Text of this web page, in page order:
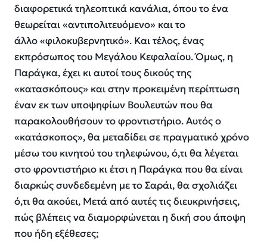
διαφορετικά τηλεοπτικά κανάλια, όπου το ένα
θεωρείται «αντιπολιτευόμενο» και το
άλλο «φιλοκυβερνητικό». Και τέλος, ένας
εκπρόσωπος του Μεγάλου Κεφαλαίου. Όμως, η
Παράγκα, έχει κι αυτοί τους δικούς της
«κατασκόπους» και στην προκειμένη περίπτωση
έναν εκ των υποψηφίων Βουλευτών που θα
παρακολουθήσουν το φροντιστήριο. Αυτός ο
«κατάσκοπος», θα μεταδίδει σε πραγματικό χρόνο
μέσω του κινητού του τηλεφώνου, ό,τι θα λέγεται
στο φροντιστήριο κι έτσι η Παράγκα που θα είναι
διαρκώς συνδεδεμένη με το Σαράι, θα σχολιάζει
ό,τι θα ακούει, Μετά από αυτές τις διευκρινήσεις,
πώς βλέπεις να διαμορφώνεται η δική σου άποψη
που ήδη εξέθεσες;